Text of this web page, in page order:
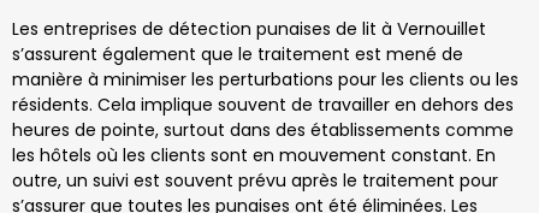
Les entreprises de détection punaises de lit à Vernouillet
s’assurent également que le traitement est mené de
manière à minimiser les perturbations pour les clients ou les
résidents. Cela implique souvent de travailler en dehors des
heures de pointe, surtout dans des établissements comme
les hôtels où les clients sont en mouvement constant. En
outre, un suivi est souvent prévu après le traitement pour
s’assurer que toutes les punaises ont été éliminées. Les